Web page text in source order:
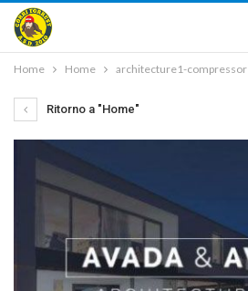
Home Home architecture1-compressor
Ritorno a "Home"